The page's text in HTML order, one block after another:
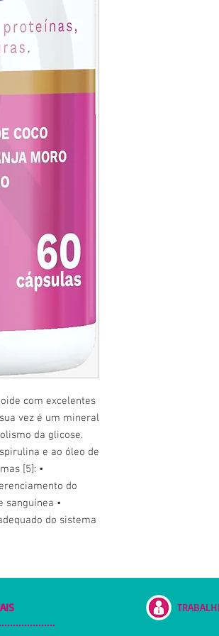
com excelentes
vez é um mineral
da glicose.
e ao óleo de
[5]: •
do
sanguínea •
do sistema